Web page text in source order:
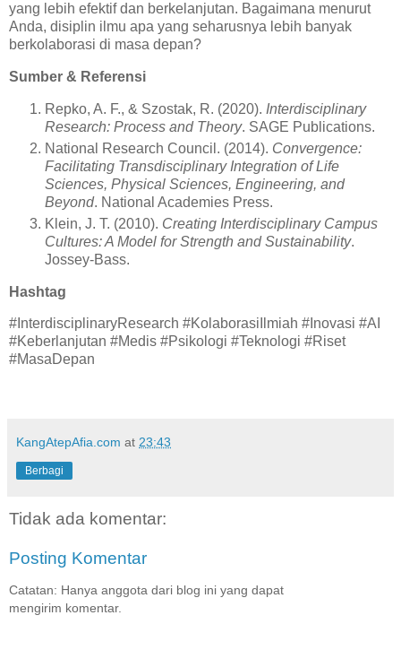
yang lebih efektif dan berkelanjutan. Bagaimana menurut
Anda, disiplin ilmu apa yang seharusnya lebih banyak
berkolaborasi di masa depan?
Sumber & Referensi
Repko, A. F., & Szostak, R. (2020). Interdisciplinary
Research: Process and Theory. SAGE Publications.
National Research Council. (2014). Convergence:
Facilitating Transdisciplinary Integration of Life
Sciences, Physical Sciences, Engineering, and
Beyond. National Academies Press.
Klein, J. T. (2010). Creating Interdisciplinary Campus
Cultures: A Model for Strength and Sustainability.
Jossey-Bass.
Hashtag
#InterdisciplinaryResearch #KolaborasiIlmiah #Inovasi #AI
#Keberlanjutan #Medis #Psikologi #Teknologi #Riset
#MasaDepan
KangAtepAfia.com at 23:43
Berbagi
Tidak ada komentar:
Posting Komentar
Catatan: Hanya anggota dari blog ini yang dapat
mengirim komentar.